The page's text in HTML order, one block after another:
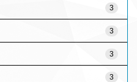
3
3
3
3